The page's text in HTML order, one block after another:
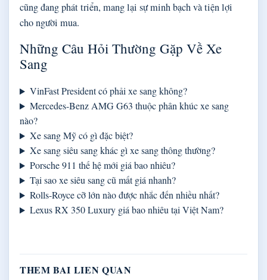
cũng đang phát triển, mang lại sự minh bạch và tiện lợi
cho người mua.
Những Câu Hỏi Thường Gặp Về Xe
Sang
VinFast President có phải xe sang không?
Mercedes-Benz AMG G63 thuộc phân khúc xe sang
nào?
Xe sang Mỹ có gì đặc biệt?
Xe sang siêu sang khác gì xe sang thông thường?
Porsche 911 thế hệ mới giá bao nhiêu?
Tại sao xe siêu sang cũ mất giá nhanh?
Rolls-Royce cỡ lớn nào được nhắc đến nhiều nhất?
Lexus RX 350 Luxury giá bao nhiêu tại Việt Nam?
THEM BAI LIEN QUAN